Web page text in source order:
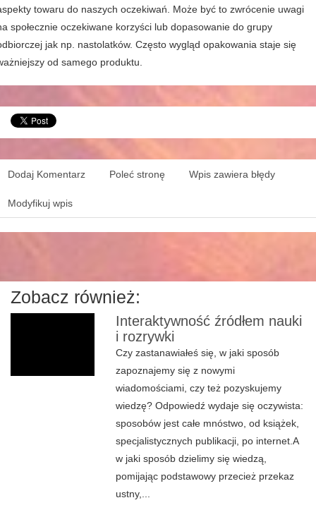
towaru do naszych oczekiwań. Może być to zwrócenie uwagi
społecznie oczekiwane korzyści lub dopasowanie do grupy
jak np. nastolatków. Często wygląd opakowania staje się
od samego produktu.
Dodaj Komentarz Poleć stronę Wpis zawiera błędy
Modyfikuj wpis
Zobacz również:
Interaktywność źródłem nauki
i rozrywki
Czy zastanawiałeś się, w jaki sposób
zapoznajemy się z nowymi
wiadomościami, czy też pozyskujemy
wiedzę? Odpowiedź wydaje się oczywista:
sposobów jest całe mnóstwo, od książek,
specjalistycznych publikacji, po internet.A
w jaki sposób dzielimy się wiedzą,
pomijając podstawowy przecież przekaz
ustny,...